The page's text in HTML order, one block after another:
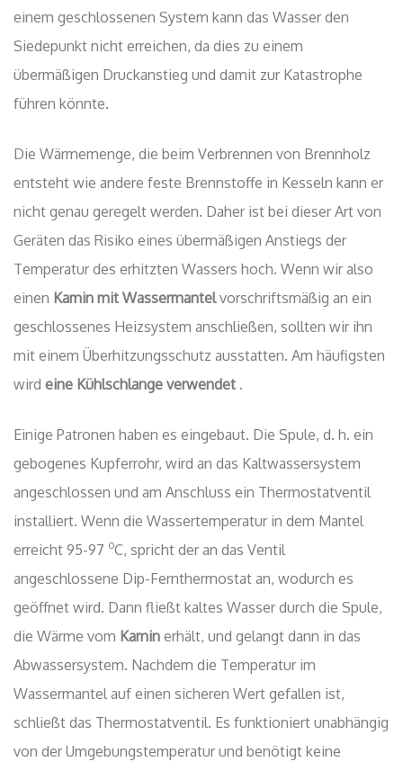
einem geschlossenen System kann das Wasser den
Siedepunkt nicht erreichen, da dies zu einem
übermäßigen Druckanstieg und damit zur Katastrophe
führen könnte.
Die Wärmemenge, die beim Verbrennen von Brennholz
entsteht wie andere feste Brennstoffe in Kesseln kann er
nicht genau geregelt werden. Daher ist bei dieser Art von
Geräten das Risiko eines übermäßigen Anstiegs der
Temperatur des erhitzten Wassers hoch. Wenn wir also
einen Kamin mit Wassermantelvorschriftsmäßig an ein
geschlossenes Heizsystem anschließen, sollten wir ihn
mit einem Überhitzungsschutz ausstatten. Am häufigsten
wird eine Kühlschlange verwendet .
Einige Patronen haben es eingebaut. Die Spule, d. h. ein
gebogenes Kupferrohr, wird an das Kaltwassersystem
angeschlossen und am Anschluss ein Thermostatventil
installiert. Wenn die Wassertemperatur in dem Mantel
erreicht 95-97 oC, spricht der an das Ventil
angeschlossene Dip-Fernthermostat an, wodurch es
geöffnet wird. Dann fließt kaltes Wasser durch die Spule,
die Wärme vom Kamin erhält, und gelangt dann in das
Abwassersystem. Nachdem die Temperatur im
Wassermantel auf einen sicheren Wert gefallen ist,
schließt das Thermostatventil. Es funktioniert unabhängig
von der Umgebungstemperatur und benötigt keine